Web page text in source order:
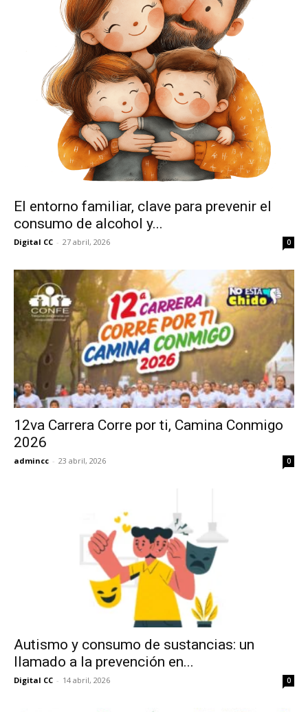
El entorno familiar, clave para prevenir el
consumo de alcohol y...
Digital CC - 27 abril, 2026 0
12va Carrera Corre por ti, Camina Conmigo
2026
admincc - 23 abril, 2026 0
Autismo y consumo de sustancias: un
llamado a la prevención en...
Digital CC - 14 abril, 2026 0